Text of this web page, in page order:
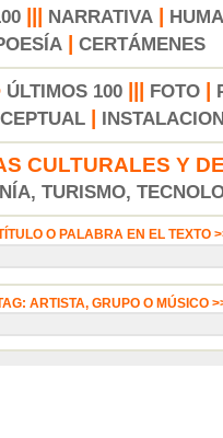
NARRATIVA
| CERTÁMENES
ÚLTIMOS 100 FOTO
CULTURALES Y
TURISMO,
O PALABRA EN EL TEXTO
ARTISTA, GRUPO O MÚSICO